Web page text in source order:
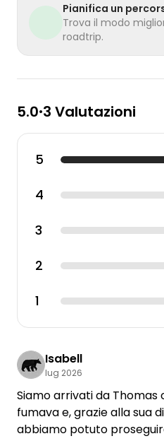
Pianifica un
Trova il modo
roadtrip.
5.0•3 Valutazioni
5
4
3
2
1
Isabell
lug 2026
Siamo arrivati da Thomas
fumava e, grazie alla sua
abbiamo potuto